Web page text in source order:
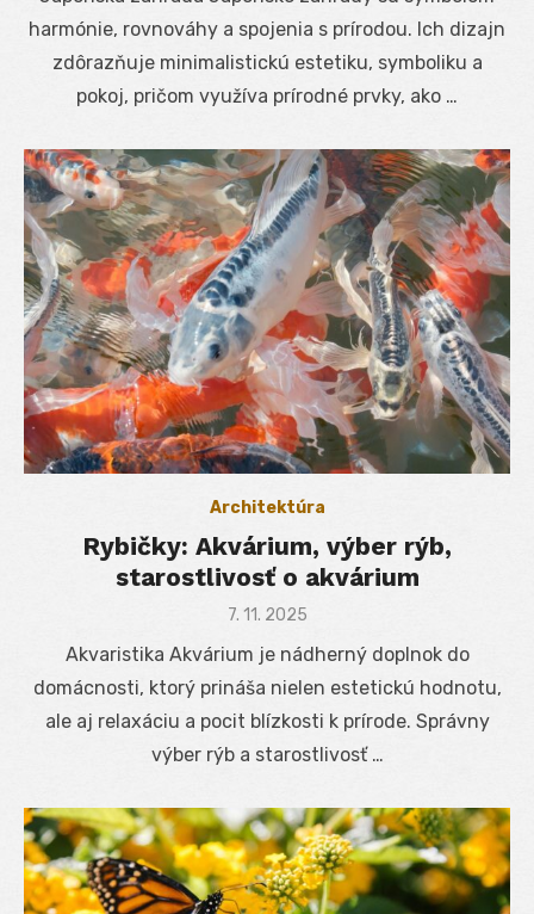
harmónie, rovnováhy a spojenia s prírodou. Ich dizajn
zdôrazňuje minimalistickú estetiku, symboliku a
pokoj, pričom využíva prírodné prvky, ako …
Architektúra
Rybičky: Akvárium, výber rýb,
starostlivosť o akvárium
Posted
7. 11. 2025
Akvaristika Akvárium je nádherný doplnok do
domácnosti, ktorý prináša nielen estetickú hodnotu,
ale aj relaxáciu a pocit blízkosti k prírode. Správny
výber rýb a starostlivosť …